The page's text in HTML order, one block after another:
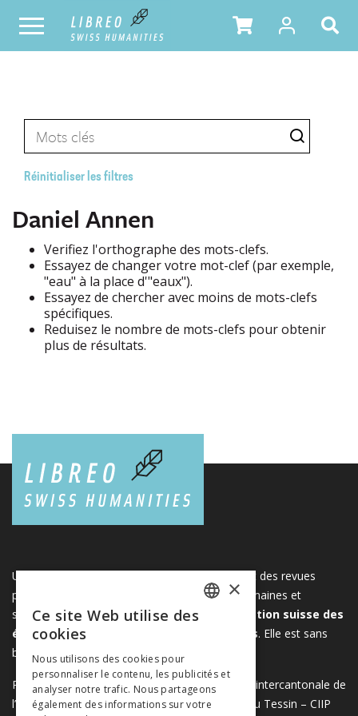
Réinitialiser les filtres
Daniel Annen
Verifiez l'orthographe des mots-clefs.
Essayez de changer votre mot-clef (par exemple,
"eau" à la place d'"eaux").
Essayez de chercher avec moins de mots-clefs
spécifiques.
Reduisez le nombre de mots-clefs pour obtenir
plus de résultats.
Une plateforme unique regroupant des livres et des revues
publiés par les éditeurs suisses de sciences humaines et
sociales. Libreo.ch est la propriété de l'
Association suisse des
éditeurs de sciences sociales et humaines. Elle est sans
but lucratif.www.editeurssuisses.ch
Projet réalisé avec le soutien de la Conférence intercantonale de
l’instruction publique de la Suisse romande et du Tessin – CIIP
ITALIAN
×
Ce site Web utilise des
cookies
Nous utilisons des cookies pour
personnaliser le contenu, les publicités et
analyser notre trafic. Nous partageons
également des informations sur votre